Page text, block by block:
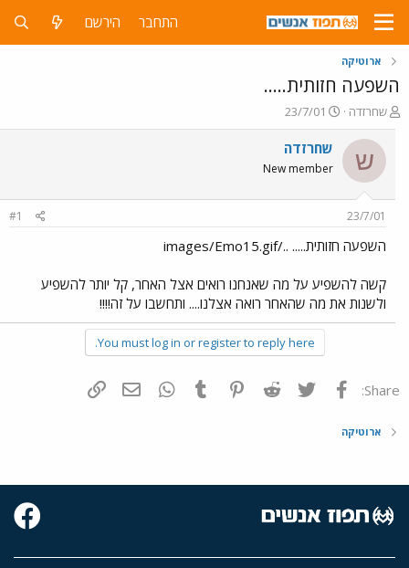
התחבר הירשם
ארוטיקה
השפעה חזותית.....
פ
ו
ת
ח
ה
ש
א
שחרזדה
פ
ו
ר
ם
ר
23/7/01
ש שחרזדה
New member
23/7/01
#1
השפעה חזותית..... ../images/Emo15.gif
קשה להשפיע על מה שאנחנו רואים אצל האחר, קל יותר להשפיע
ולשנות את מה שהאחר רואה אצלנו.... ותחשבו על זה!!!!
You must log in or register to reply here.
Share: פייסבוק Twitter
Reddit
Pinterest
Tumblr
WhatsAppדואר אלקטרוני
ארוטיקה